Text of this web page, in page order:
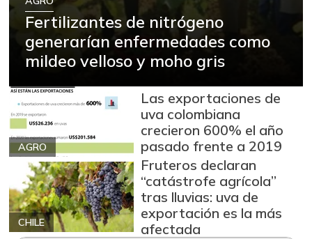
Fertilizantes de nitrógeno
generarían enfermedades como
mildeo velloso y moho gris
AGRO
Las exportaciones de
uva colombiana
crecieron 600% el año
pasado frente a 2019
CHILE
Fruteros declaran
“catástrofe agrícola”
tras lluvias: uva de
exportación es la más
afectada